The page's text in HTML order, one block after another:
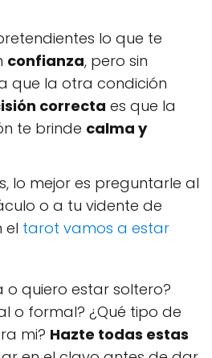
lo que te
confianza, pero sin
que la otra condición
correcta es que la
te brinde calma y
lo mejor es preguntarle al
o a tu vidente de
el tarot vamos a estar
o quiero estar soltero?
o formal? ¿Qué tipo de
mi? Hazte todas estas